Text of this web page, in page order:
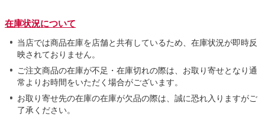
在庫状況について
当店では商品在庫を店舗と共有しているため、在庫状況が即時反
映されておりません。
ご注文商品の在庫が不足・在庫切れの際は、お取り寄せとなり通
常よりお時間をいただく場合がございます。
お取り寄せ先の在庫の在庫が欠品の際は、誠に恐れ入りますがご
了承ください。